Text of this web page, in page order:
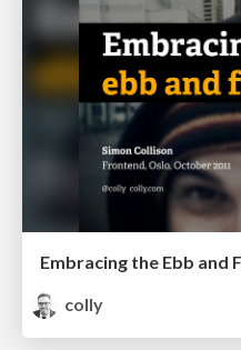
Embracing the Ebb and
colly